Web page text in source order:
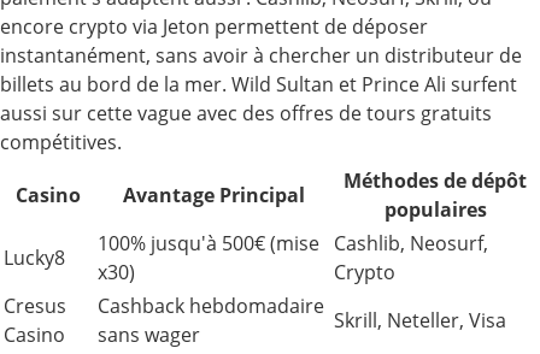
encore crypto via Jeton permettent de déposer
instantanément, sans avoir à chercher un distributeur de
billets au bord de la mer. Wild Sultan et Prince Ali surfent
aussi sur cette vague avec des offres de tours gratuits
compétitives.
Casino
Avantage Principal
Méthodes de dépôt
populaires
Lucky8
100% jusqu'à 500€ (mise
x30)
Cashlib, Neosurf,
Crypto
Cresus
Casino
Cashback hebdomadaire
sans wager
Skrill, Neteller, Visa